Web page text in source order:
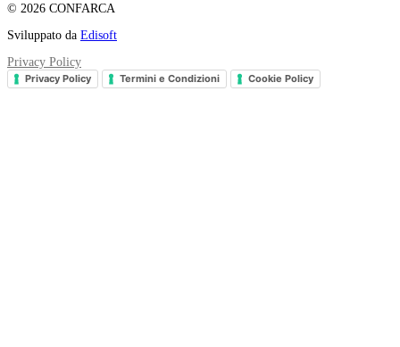
© 2026 CONFARCA
Sviluppato da Edisoft
Privacy Policy
Privacy Policy Termini e Condizioni Cookie Policy